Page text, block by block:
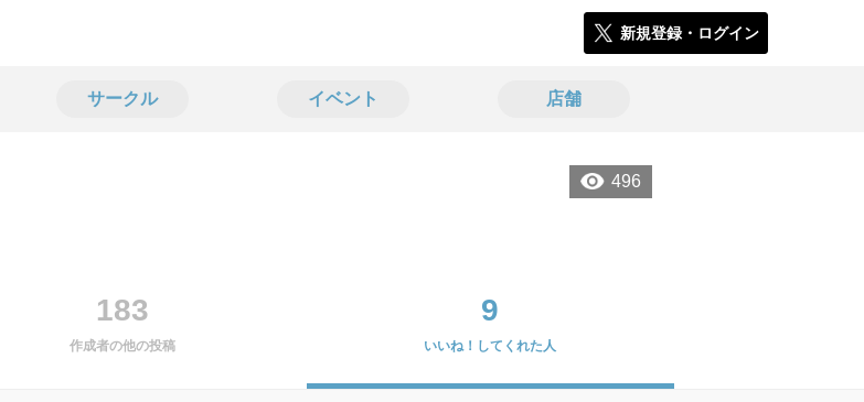
新規登録・ログイン
サークル イベント 店舗
496
183
作成者の他の投稿
9
いいね！してくれた人